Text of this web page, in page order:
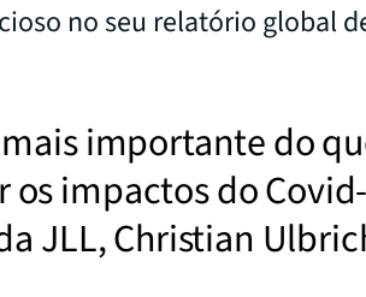
no seu relatório global
importante do
impactos do Covid-
JLL, Christian